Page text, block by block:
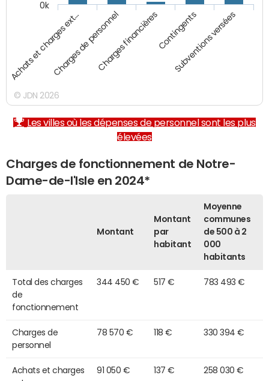
Achats et charges ext…Charges de personnelCharges financièresContingents
Subventions versées
0k
© JDN 2026
Les villes où les dépenses de personnel sont les plus
élevées
Charges de fonctionnement de Notre-
Dame-de-l'Isle en 2024*
Montant
Montant
par
habitant
Moyenne
communes
de 500 à 2
000
habitants
Total des charges
de
fonctionnement
344 450 € 517 € 783 493 €
Charges de
personnel
78 570 € 118 € 330 394 €
Achats et charges
91 050 € 137 € 258 030 €